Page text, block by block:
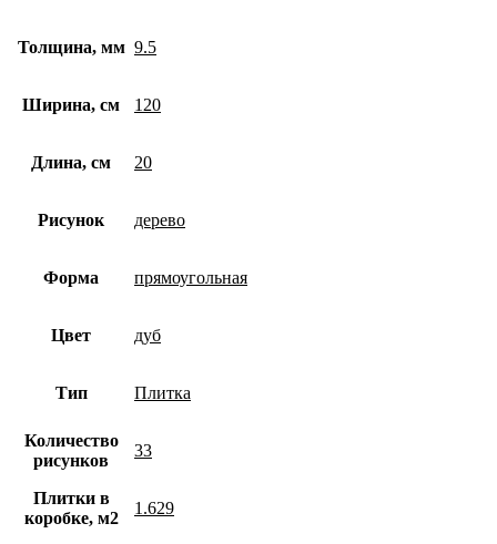
Толщина, мм 9.5
Ширина, см 120
Длина, см 20
Рисунок дерево
Форма прямоугольная
Цвет дуб
Тип Плитка
Количество
рисунков
33
Плитки в
коробке, м2
1.629